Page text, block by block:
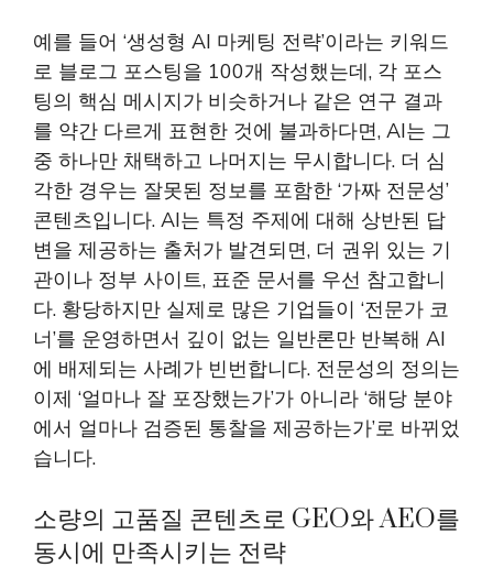
예를 들어 ‘생성형 AI 마케팅 전략’이라는 키워드
로 블로그 포스팅을 100개 작성했는데, 각 포스
팅의 핵심 메시지가 비슷하거나 같은 연구 결과
를 약간 다르게 표현한 것에 불과하다면, AI는 그
중 하나만 채택하고 나머지는 무시합니다. 더 심
각한 경우는 잘못된 정보를 포함한 ‘가짜 전문성’
콘텐츠입니다. AI는 특정 주제에 대해 상반된 답
변을 제공하는 출처가 발견되면, 더 권위 있는 기
관이나 정부 사이트, 표준 문서를 우선 참고합니
다. 황당하지만 실제로 많은 기업들이 ‘전문가 코
너’를 운영하면서 깊이 없는 일반론만 반복해 AI
에 배제되는 사례가 빈번합니다. 전문성의 정의는
이제 ‘얼마나 잘 포장했는가’가 아니라 ‘해당 분야
에서 얼마나 검증된 통찰을 제공하는가’로 바뀌었
습니다.
소량의 고품질 콘텐츠로 GEO와 AEO를
동시에 만족시키는 전략